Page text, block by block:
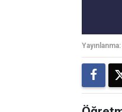
Yayınlanma: